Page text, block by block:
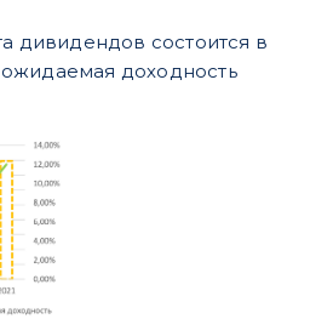
дивидендов состоится в
доходность